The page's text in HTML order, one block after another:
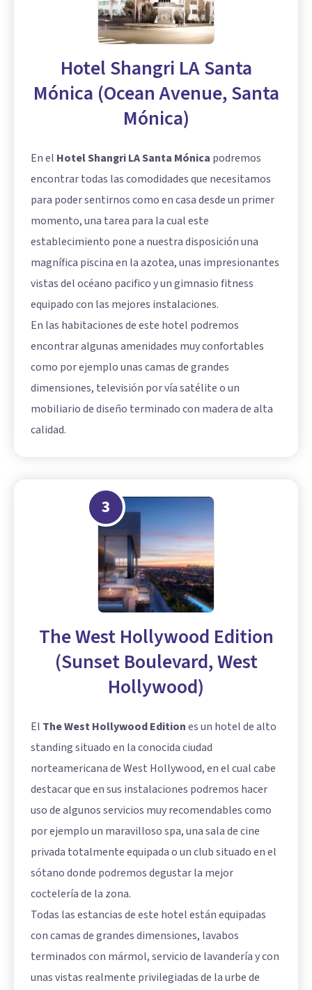
Hotel Shangri LA Santa
Mónica (Ocean Avenue, Santa
Mónica)
En el Hotel Shangri LA Santa Mónica podremos
encontrar todas las comodidades que necesitamos
para poder sentirnos como en casa desde un primer
momento, una tarea para la cual este
establecimiento pone a nuestra disposición una
magnífica piscina en la azotea, unas impresionantes
vistas del océano pacifico y un gimnasio fitness
equipado con las mejores instalaciones.
En las habitaciones de este hotel podremos
encontrar algunas amenidades muy confortables
como por ejemplo unas camas de grandes
dimensiones, televisión por vía satélite o un
mobiliario de diseño terminado con madera de alta
calidad.
3
The West Hollywood Edition
(Sunset Boulevard, West
Hollywood)
El The West Hollywood Editiones un hotel de alto
standing situado en la conocida ciudad
norteamericana de West Hollywood, en el cual cabe
destacar que en sus instalaciones podremos hacer
uso de algunos servicios muy recomendables como
por ejemplo un maravilloso spa, una sala de cine
privada totalmente equipada o un club situado en el
sótano donde podremos degustar la mejor
coctelería de la zona.
Todas las estancias de este hotel están equipadas
con camas de grandes dimensiones, lavabos
terminados con mármol, servicio de lavandería y con
unas vistas realmente privilegiadas de la urbe de